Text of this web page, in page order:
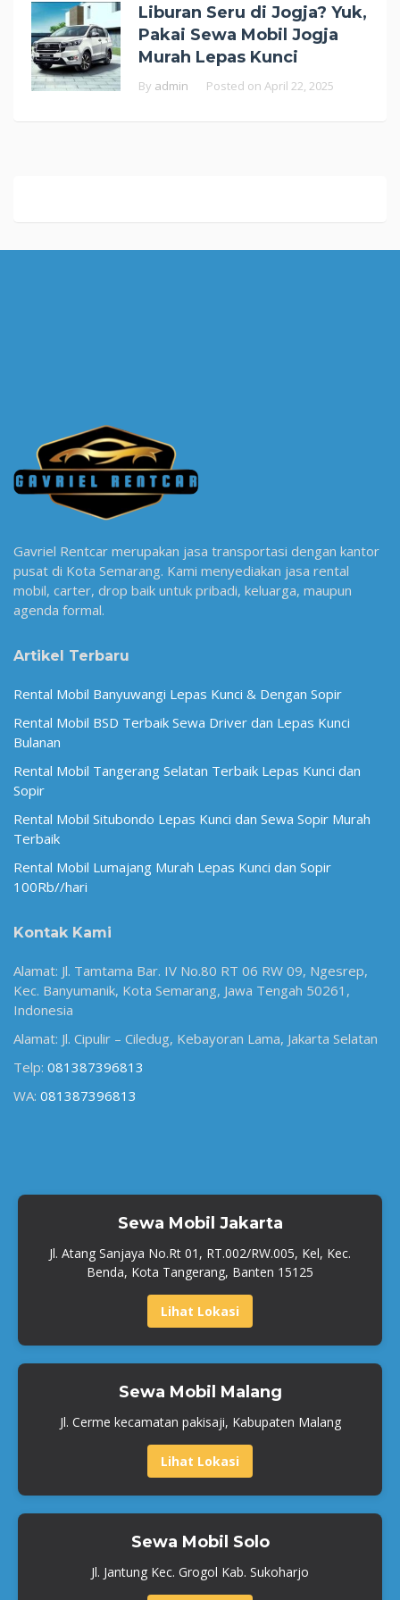
Liburan Seru di Jogja? Yuk,
Pakai Sewa Mobil Jogja
Murah Lepas Kunci
By admin Posted on April 22, 2025
Gavriel Rentcar merupakan jasa transportasi dengan kantor
pusat di Kota Semarang. Kami menyediakan jasa rental
mobil, carter, drop baik untuk pribadi, keluarga, maupun
agenda formal.
Artikel Terbaru
Rental Mobil Banyuwangi Lepas Kunci & Dengan Sopir
Rental Mobil BSD Terbaik Sewa Driver dan Lepas Kunci
Bulanan
Rental Mobil Tangerang Selatan Terbaik Lepas Kunci dan
Sopir
Rental Mobil Situbondo Lepas Kunci dan Sewa Sopir Murah
Terbaik
Rental Mobil Lumajang Murah Lepas Kunci dan Sopir
100Rb//hari
Kontak Kami
Alamat: Jl. Tamtama Bar. IV No.80 RT 06 RW 09, Ngesrep,
Kec. Banyumanik, Kota Semarang, Jawa Tengah 50261,
Indonesia
Alamat: Jl. Cipulir – Ciledug, Kebayoran Lama, Jakarta Selatan
Telp: 081387396813
WA: 081387396813
Sewa Mobil Jakarta
Jl. Atang Sanjaya No.Rt 01, RT.002/RW.005, Kel, Kec.
Benda, Kota Tangerang, Banten 15125
Lihat Lokasi
Sewa Mobil Malang
Jl. Cerme kecamatan pakisaji, Kabupaten Malang
Lihat Lokasi
Sewa Mobil Solo
Jl. Jantung Kec. Grogol Kab. Sukoharjo